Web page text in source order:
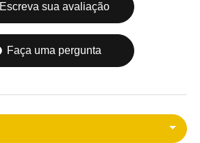
Escreva sua avaliação
Faça uma pergunta